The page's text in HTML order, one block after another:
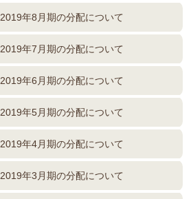
2019年8月期の分配について
2019年7月期の分配について
2019年6月期の分配について
2019年5月期の分配について
2019年4月期の分配について
2019年3月期の分配について